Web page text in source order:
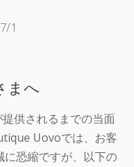
1
まへ
供されるまでの当面
Uovoでは、お客
恐縮ですが、以下の